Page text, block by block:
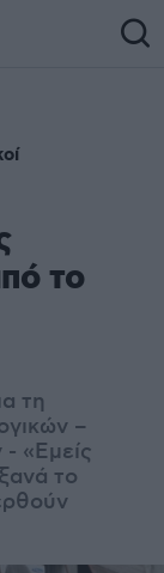
το
τη
–
- «Εμείς
το